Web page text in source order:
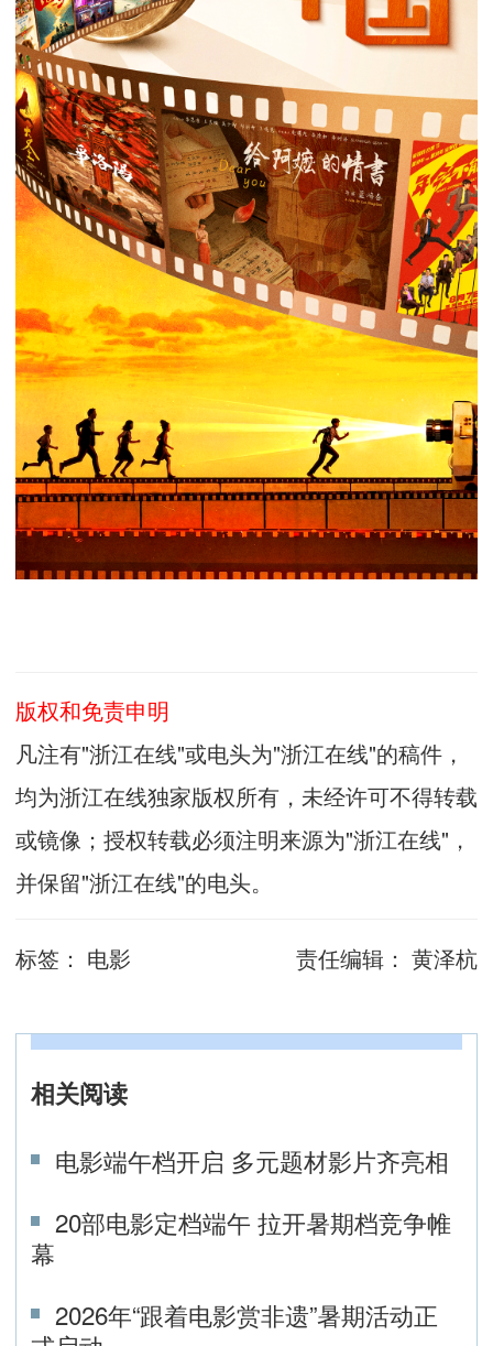
版权和免责申明
凡注有"浙江在线"或电头为"浙江在线"的稿件，
均为浙江在线独家版权所有，未经许可不得转载
或镜像；授权转载必须注明来源为"浙江在线"，
并保留"浙江在线"的电头。
标签： 电影 责任编辑： 黄泽杭
相关阅读
电影端午档开启 多元题材影片齐亮相
20部电影定档端午 拉开暑期档竞争帷
幕
2026年“跟着电影赏非遗”暑期活动正